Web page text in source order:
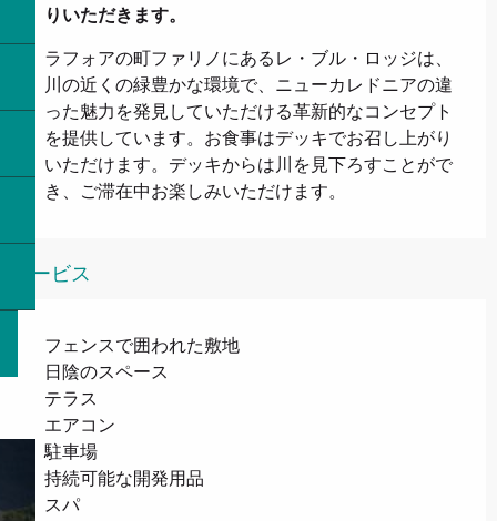
りいただきます。
ラフォアの町ファリノにあるレ・ブル・ロッジは、
川の近くの緑豊かな環境で、ニューカレドニアの違
った魅力を発見していただける革新的なコンセプト
を提供しています。お食事はデッキでお召し上がり
いただけます。デッキからは川を見下ろすことがで
き、ご滞在中お楽しみいただけます。
サービス
フェンスで囲われた敷地
日陰のスペース
テラス
エアコン
駐車場
持続可能な開発用品
スパ